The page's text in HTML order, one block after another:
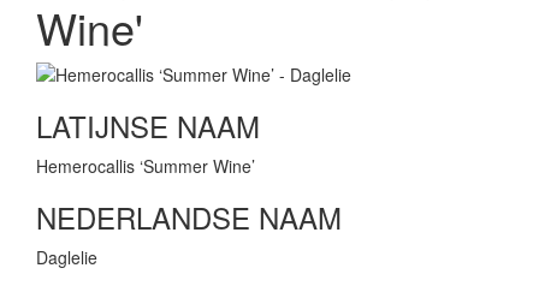
Wine'
LATIJNSE NAAM
Hemerocallis ‘Summer Wine’
NEDERLANDSE NAAM
Daglelie